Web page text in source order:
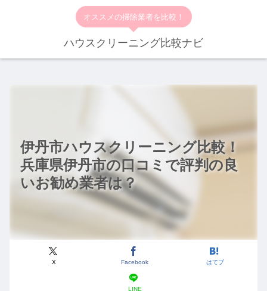
オススメの掃除業者を比較！
ハウスクリーニング比較ナビ
伊丹市ハウスクリーニング比較！
兵庫県伊丹市の口コミで評判の良
いお勧め業者は？
X Facebook はてブ
LINE